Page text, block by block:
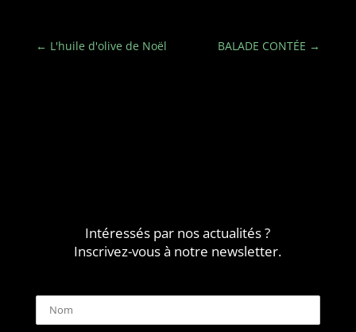
← L'huile d'olive de Noël BALADE CONTÉE →
Intéressés par nos actualités ?
Inscrivez-vous à notre newsletter.